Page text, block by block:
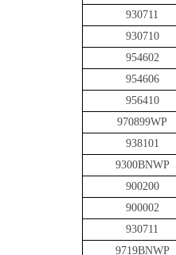
930711
930710
954602
954606
956410
970899WP
938101
9300BNWP
900200
900002
930711
9719BNWP